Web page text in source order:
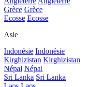
Grèce Grèce
Ecosse Ecosse
Asie
Indonésie Indonésie
Kirghizistan Kirghizistan
Népal Népal
Sri Lanka Sri Lanka